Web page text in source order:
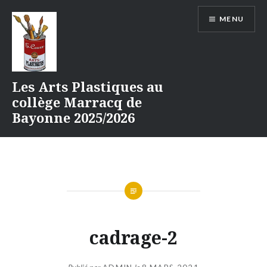
contenu
Les Arts Plastiques au
collège Marracq de
Bayonne 2025/2026
MENU
cadrage-2